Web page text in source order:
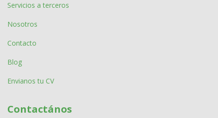
Servicios a terceros
Nosotros
Contacto
Blog
Envianos tu CV
Contactános